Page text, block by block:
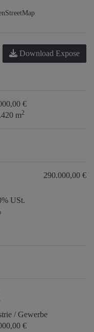
Download Expose
€
m2
290.000,00 €
USt.
/ Gewerbe
€